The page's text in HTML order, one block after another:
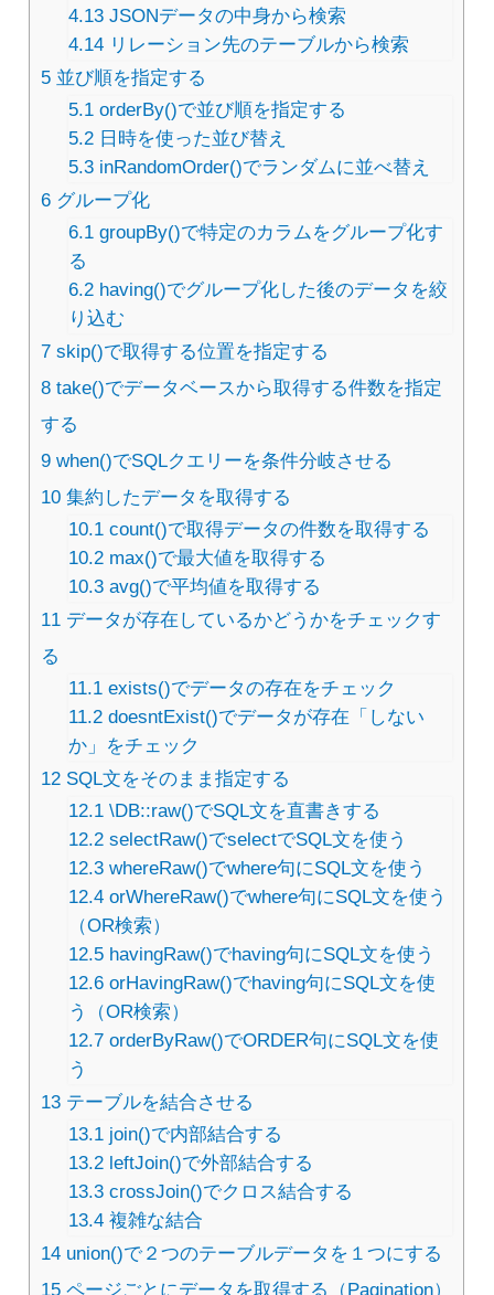
4.13 JSONデータの中身から検索
4.14 リレーション先のテーブルから検索
5 並び順を指定する
5.1 orderBy()で並び順を指定する
5.2 日時を使った並び替え
5.3 inRandomOrder()でランダムに並べ替え
6 グループ化
6.1 groupBy()で特定のカラムをグループ化す
る
6.2 having()でグループ化した後のデータを絞
り込む
7 skip()で取得する位置を指定する
8 take()でデータベースから取得する件数を指定
する
9 when()でSQLクエリーを条件分岐させる
10 集約したデータを取得する
10.1 count()で取得データの件数を取得する
10.2 max()で最大値を取得する
10.3 avg()で平均値を取得する
11 データが存在しているかどうかをチェックす
る
11.1 exists()でデータの存在をチェック
11.2 doesntExist()でデータが存在「しない
か」をチェック
12 SQL文をそのまま指定する
12.1 \DB::raw()でSQL文を直書きする
12.2 selectRaw()でselectでSQL文を使う
12.3 whereRaw()でwhere句にSQL文を使う
12.4 orWhereRaw()でwhere句にSQL文を使う
（OR検索）
12.5 havingRaw()でhaving句にSQL文を使う
12.6 orHavingRaw()でhaving句にSQL文を使
う（OR検索）
12.7 orderByRaw()でORDER句にSQL文を使
う
13 テーブルを結合させる
13.1 join()で内部結合する
13.2 leftJoin()で外部結合する
13.3 crossJoin()でクロス結合する
13.4 複雑な結合
14 union()で２つのテーブルデータを１つにする
15 ページごとにデータを取得する（Pagination）